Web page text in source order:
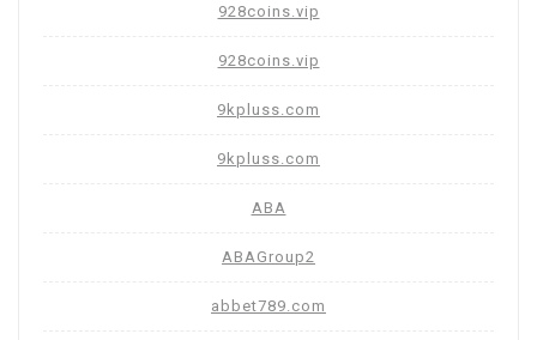
928coins.vip
928coins.vip
9kpluss.com
9kpluss.com
ABA
ABAGroup2
abbet789.com